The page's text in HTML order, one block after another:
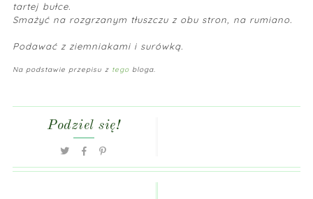
tartej bułce.
Smażyć na rozgrzanym tłuszczu z obu stron, na rumiano.
Podawać z ziemniakami i surówką.
Na podstawie przepisu z tegobloga.
Podziel się!